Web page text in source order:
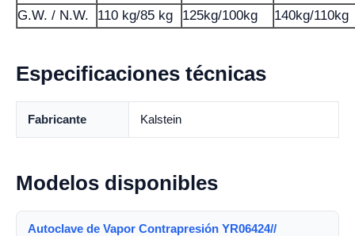
G.W. / N.W.
110 kg/85 kg 125kg/100kg 140kg/110kg
Especificaciones técnicas
Fabricante Kalstein
Modelos disponibles
Autoclave de Vapor Contrapresión YR06424//